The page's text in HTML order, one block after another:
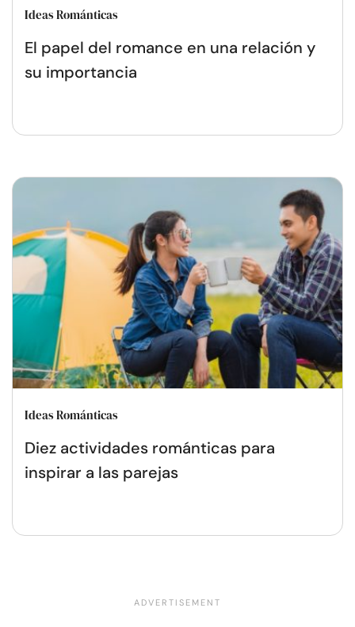
Ideas Románticas
El papel del romance en una relación y
su importancia
Ideas Románticas
Diez actividades románticas para
inspirar a las parejas